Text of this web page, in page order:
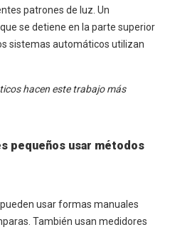
patrones de luz. Un
se detiene en la parte superior
sistemas automáticos utilizan
hacen este trabajo más
pequeños usar métodos
usar formas manuales
También usan medidores